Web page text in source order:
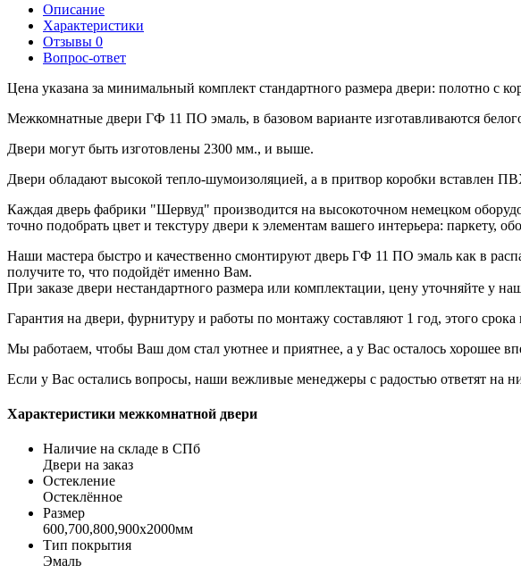
Описание
Характеристики
Отзывы 0
Вопрос-ответ
Цена указана за минимальный комплект стандартного размера двери: полотно с
Межкомнатные двери ГФ 11 ПО эмаль, в базовом варианте изготавливаются
Двери могут быть изготовлены 2300 мм., и выше.
Двери обладают высокой тепло-шумоизоляцией, а в притвор коробки вставлен
Каждая дверь фабрики "Шервуд" производится на высокоточном немецком
точно подобрать цвет и текстуру двери к элементам вашего интерьера: паркету,
Наши мастера быстро и качественно смонтируют дверь ГФ 11 ПО эмаль как в
получите то, что подойдёт именно Вам.
При заказе двери нестандартного размера или комплектации, цену уточняйте у
Гарантия на двери, фурнитуру и работы по монтажу составляют 1 год, этого
Мы работаем, чтобы Ваш дом стал уютнее и приятнее, а у Вас осталось хорошее
Если у Вас остались вопросы, наши вежливые менеджеры с радостью ответят на
Характеристики межкомнатной двери
Наличие на складе в СПб
Двери на заказ
Остекление
Остеклённое
Размер
600,700,800,900х2000мм
Тип покрытия
Эмаль